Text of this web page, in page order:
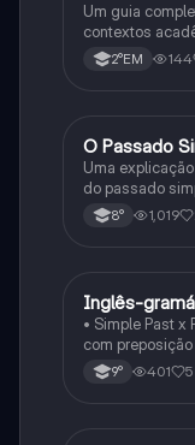
Um guia
contextos
2°EM 144
Inglês
O Passado
Uma
do passado
regulares e
interrogativas.
8° 1,019
Inglês
Inglês-
• Simple Past x Present
com preposição • Perguntas com sujeito e objeto •
Substantivos
9° 401 5